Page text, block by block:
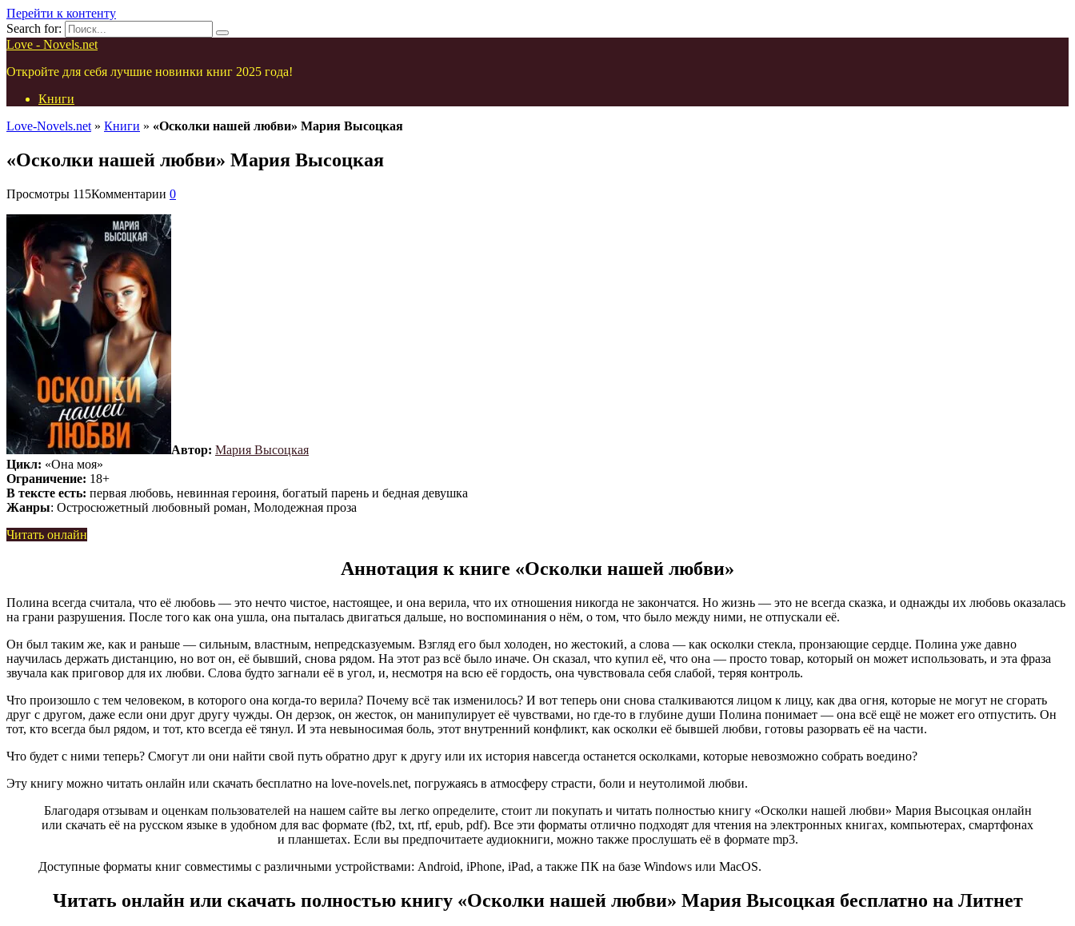
Перейти к контенту
Search for:
Love - Novels.net
Откройте для себя лучшие новинки книг 2025 года!
Книги
Love-Novels.net » Книги » «Осколки нашей любви» Мария Высоцкая
«Осколки нашей любви» Мария Высоцкая
Просмотры 115Комментарии 0
Автор: Мария Высоцкая
Цикл: «Она моя»
Ограничение: 18+
В тексте есть: первая любовь, невинная героиня, богатый парень и бедная девушка
Жанры: Остросюжетный любовный роман, Молодежная проза
Читать онлайн
Аннотация к книге «Осколки нашей любви»
Полина всегда считала, что её любовь — это нечто чистое, настоящее, и она верила, что их отношения никогда не закончатся. Но жизнь — это не всегда сказка, и однажды их любовь оказалась
на грани разрушения. После того как она ушла, она пыталась двигаться дальше, но воспоминания о нём, о том, что было между ними, не отпускали её.
Он был таким же, как и раньше — сильным, властным, непредсказуемым. Взгляд его был холоден, но жестокий, а слова — как осколки стекла, пронзающие сердце. Полина уже давно
научилась держать дистанцию, но вот он, её бывший, снова рядом. На этот раз всё было иначе. Он сказал, что купил её, что она — просто товар, который он может использовать, и эта фраза
звучала как приговор для их любви. Слова будто загнали её в угол, и, несмотря на всю её гордость, она чувствовала себя слабой, теряя контроль.
Что произошло с тем человеком, в которого она когда-то верила? Почему всё так изменилось? И вот теперь они снова сталкиваются лицом к лицу, как два огня, которые не могут не сгорать
друг с другом, даже если они друг другу чужды. Он дерзок, он жесток, он манипулирует её чувствами, но где-то в глубине души Полина понимает — она всё ещё не может его отпустить. Он
тот, кто всегда был рядом, и тот, кто всегда её тянул. И эта невыносимая боль, этот внутренний конфликт, как осколки её бывшей любви, готовы разорвать её на части.
Что будет с ними теперь? Смогут ли они найти свой путь обратно друг к другу или их история навсегда останется осколками, которые невозможно собрать воедино?
Эту книгу можно читать онлайн или скачать бесплатно на love-novels.net, погружаясь в атмосферу страсти, боли и неутолимой любви.
Благодаря отзывам и оценкам пользователей на нашем сайте вы легко определите, стоит ли покупать и читать полностью книгу «Осколки нашей любви» Мария Высоцкая онлайн
или скачать её на русском языке в удобном для вас формате (fb2, txt, rtf, epub, pdf). Все эти форматы отлично подходят для чтения на электронных книгах, компьютерах, смартфонах
и планшетах. Если вы предпочитаете аудиокниги, можно также прослушать её в формате mp3.
Доступные форматы книг совместимы с различными устройствами: Android, iPhone, iPad, а также ПК на базе Windows или MacOS.
Читать онлайн или скачать полностью книгу «Осколки нашей любви» Мария Высоцкая бесплатно на Литнет